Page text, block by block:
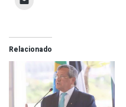
Relacionado